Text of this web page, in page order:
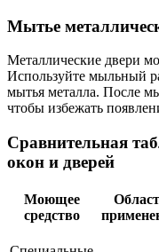
Мытье
Металлические двери
Используйте мыльный
мытья металла. После
чтобы избежать
Сравнительная
окон и дверей
Моющее
средство